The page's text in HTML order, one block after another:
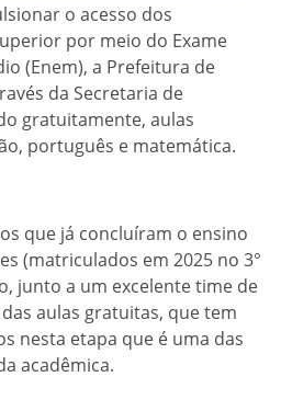
o acesso dos
por meio do Exame
(Enem), a Prefeitura de
da Secretaria de
gratuitamente, aulas
português e matemática.
que já concluíram o ensino
(matriculados em 2025 no 3°
junto a um excelente time de
aulas gratuitas, que tem
nesta etapa que é uma das
acadêmica.